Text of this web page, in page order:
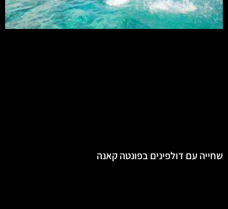
שחייה עם דולפינים בפונטה קאנה